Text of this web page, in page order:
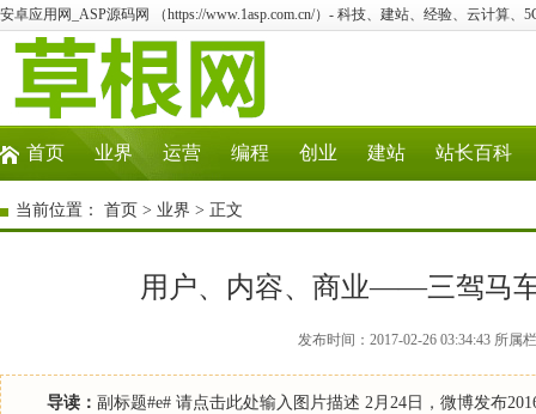
安卓应用网_ASP源码网 （https://www.1asp.com.cn/）- 科技、建站、经验、云计算、
首页 业界 运营 编程 创业 建站 站长百科
当前位置： 首页 > 业界 > 正文
用户、内容、商业——三驾马
发布时间：2017-02-26 03:34:43 所
导读： 副标题#e# 请点击此处输入图片描述 2月24日，微博发布